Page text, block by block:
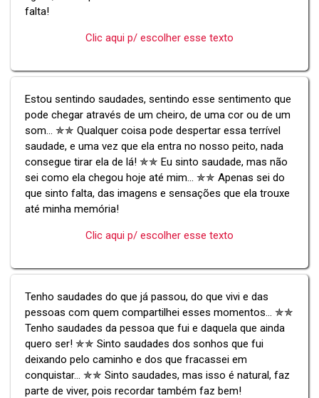
falta!
Clic aqui p/ escolher esse texto
Estou sentindo saudades, sentindo esse sentimento que
pode chegar através de um cheiro, de uma cor ou de um
som... ✯✯ Qualquer coisa pode despertar essa terrível
saudade, e uma vez que ela entra no nosso peito, nada
consegue tirar ela de lá! ✯✯ Eu sinto saudade, mas não
sei como ela chegou hoje até mim... ✯✯ Apenas sei do
que sinto falta, das imagens e sensações que ela trouxe
até minha memória!
Clic aqui p/ escolher esse texto
Tenho saudades do que já passou, do que vivi e das
pessoas com quem compartilhei esses momentos... ✯✯
Tenho saudades da pessoa que fui e daquela que ainda
quero ser! ✯✯ Sinto saudades dos sonhos que fui
deixando pelo caminho e dos que fracassei em
conquistar... ✯✯ Sinto saudades, mas isso é natural, faz
parte de viver, pois recordar também faz bem!